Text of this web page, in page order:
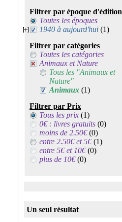
Filtrer par époque d'édition
Toutes les époques
1940 à aujourd'hui (1)
Filtrer par catégories
Toutes les catégories
Animaux et Nature
Tous les "Animaux et
Nature"
Animaux (1)
Filtrer par Prix
Tous les prix (1)
0€ : livres gratuits (0)
moins de 2.50€(0)
entre 2.50€ et 5€(1)
entre 5€ et 10€(0)
plus de 10€(0)
Un seul résultat